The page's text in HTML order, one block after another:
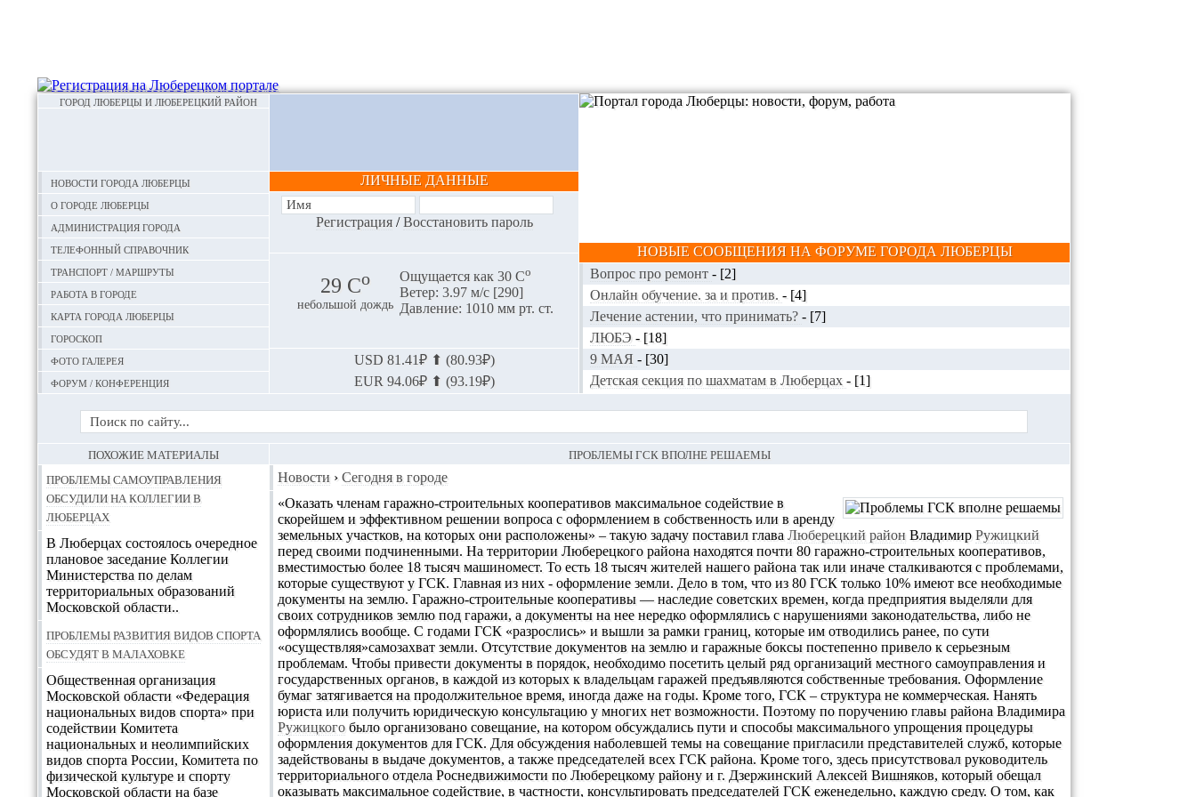
ГОРОД ЛЮБЕРЦЫ И ЛЮБЕРЕЦКИЙ РАЙОН
Новости города Люберцы
О городе Люберцы
Администрация города
Телефонный справочник
Транспорт / маршруты
Работа в городе
Карта города Люберцы
Гороскоп
Фото галерея
Форум / конференция
ЛИЧНЫЕ ДАННЫЕ
Регистрация/Восстановить пароль
29 Сo
небольшой дождь
Ощущается как 30 Сo
Ветер: 3.97 м/с [290]
Давление: 1010 мм рт. ст.
USD 81.41₽ ⬆ (80.93₽)
EUR 94.06₽ ⬆ (93.19₽)
НОВЫЕ СООБЩЕНИЯ НА ФОРУМЕ ГОРОДА ЛЮБЕРЦЫ
Вопрос про ремонт - [2]
Онлайн обучение. за и против. - [4]
Лечение астении, что принимать? - [7]
ЛЮБЭ - [18]
9 МАЯ - [30]
Детская секция по шахматам в Люберцах - [1]
ПРОБЛЕМЫ ГСК ВПОЛНЕ РЕШАЕМЫ
Новости › Сегодня в городе
«Оказать членам гаражно-строительных кооперативов максимальное содействие в
скорейшем и эффективном решении вопроса с оформлением в собственность или в аренду
земельных участков, на которых они расположены» – такую задачу поставил глава Люберецкий район Владимир Ружицкий
перед своими подчиненными. На территории Люберецкого района находятся почти 80 гаражно-строительных кооперативов,
вместимостью более 18 тысяч машиномест. То есть 18 тысяч жителей нашего района так или иначе сталкиваются с проблемами,
которые существуют у ГСК. Главная из них - оформление земли. Дело в том, что из 80 ГСК только 10% имеют все необходимые
документы на землю. Гаражно-строительные кооперативы — наследие советских времен, когда предприятия выделяли для
своих сотрудников землю под гаражи, а документы на нее нередко оформлялись с нарушениями законодательства, либо не
оформлялись вообще. С годами ГСК «разрослись» и вышли за рамки границ, которые им отводились ранее, по сути
«осуществляя»самозахват земли. Отсутствие документов на землю и гаражные боксы постепенно привело к серьезным
проблемам. Чтобы привести документы в порядок, необходимо посетить целый ряд организаций местного самоуправления и
государственных органов, в каждой из которых к владельцам гаражей предъявляются собственные требования. Оформление
бумаг затягивается на продолжительное время, иногда даже на годы. Кроме того, ГСК – структура не коммерческая. Нанять
юриста или получить юридическую консультацию у многих нет возможности. Поэтому по поручению главы района Владимира
Ружицкого было организовано совещание, на котором обсуждались пути и способы максимального упрощения процедуры
оформления документов для ГСК. Для обсуждения наболевшей темы на совещание пригласили представителей служб, которые
задействованы в выдаче документов, а также председателей всех ГСК района. Кроме того, здесь присутствовал руководитель
территориального отдела Роснедвижимости по Люберецкому району и г. Дзержинский Алексей Вишняков, который обещал
оказывать максимальное содействие, в частности, консультировать председателей ГСК еженедельно, каждую среду. О том, как
ПОХОЖИЕ МАТЕРИАЛЫ
Проблемы самоуправления
обсудили на Коллегии в
Люберцах
В Люберцах состоялось очередное
плановое заседание Коллегии
Министерства по делам
территориальных образований
Московской области..
Проблемы развития видов спорта
обсудят в Малаховке
Общественная организация
Московской области «Федерация
национальных видов спорта» при
содействии Комитета
национальных и неолимпийских
видов спорта России, Комитета по
физической культуре и спорту
Московской области на базе